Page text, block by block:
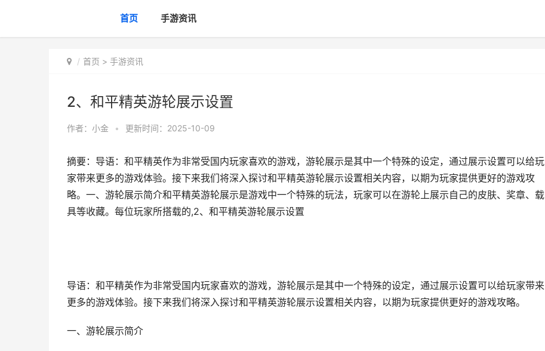
首页 手游资讯
首页 > 手游资讯
2、和平精英游轮展示设置
作者： 小金 • 更新时间：2025-10-09
摘要：导语：和平精英作为非常受国内玩家喜欢的游戏，游轮展示是其中一个特殊的设定，通过展示设置可以给玩
家带来更多的游戏体验。接下来我们将深入探讨和平精英游轮展示设置相关内容，以期为玩家提供更好的游戏攻
略。一、游轮展示简介和平精英游轮展示是游戏中一个特殊的玩法，玩家可以在游轮上展示自己的皮肤、奖章、载
具等收藏。每位玩家所搭载的,2、和平精英游轮展示设置
导语：和平精英作为非常受国内玩家喜欢的游戏，游轮展示是其中一个特殊的设定，通过展示设置可以给玩家带来
更多的游戏体验。接下来我们将深入探讨和平精英游轮展示设置相关内容，以期为玩家提供更好的游戏攻略。
一、游轮展示简介